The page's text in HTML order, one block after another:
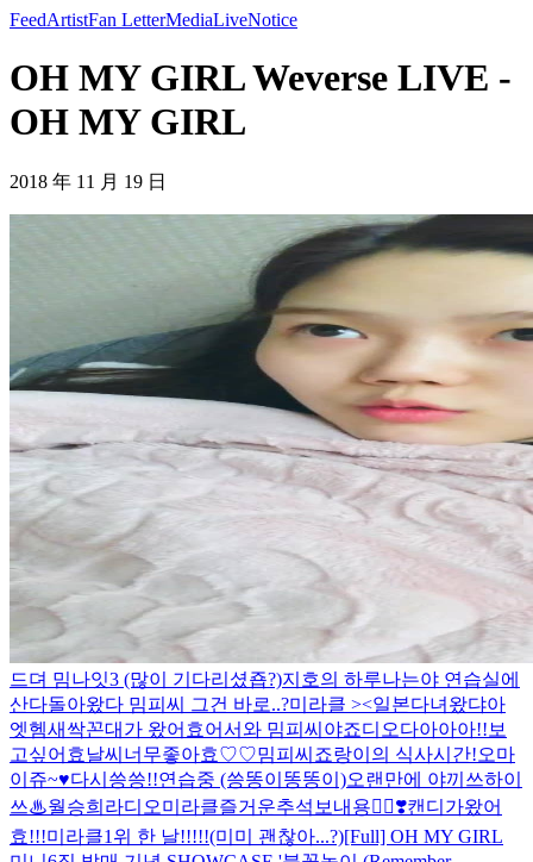
FeedArtistFan LetterMediaLiveNotice
OH MY GIRL Weverse LIVE -
OH MY GIRL
2018 年 11 月 19 日
드뎌 밈나잇3 (많이 기다리셨죱?)지호의 하루나는야 연습실에
산다돌아왔다 밈피씨 그건 바로..?미라클 ><일본다녀왔댜아
엣헴새싹꼰대가 왔어효어서와 밈피씨야죠디오다아아아!! 보
고싶어효날씨너무좋아효♡♡밈피씨 죠랑이의 식사시간!오마
이쥬~♥다시씅씅!!연습중 (씅똥이똥똥이)오랜만에 야끼쓰하이
쓰♨월승희라디오미라클즐거운추석보내용🙇‍♀️❣️캔디가왔어
효!!!미라클1위 한 날!!!!!(미미 괜찮아...?)[Full] OH MY GIRL